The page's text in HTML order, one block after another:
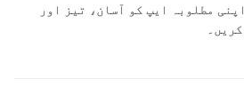
مطلوبہ ایپ کو آسان، تیز اور